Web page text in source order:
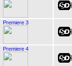
Premiere 3
Premiere 4